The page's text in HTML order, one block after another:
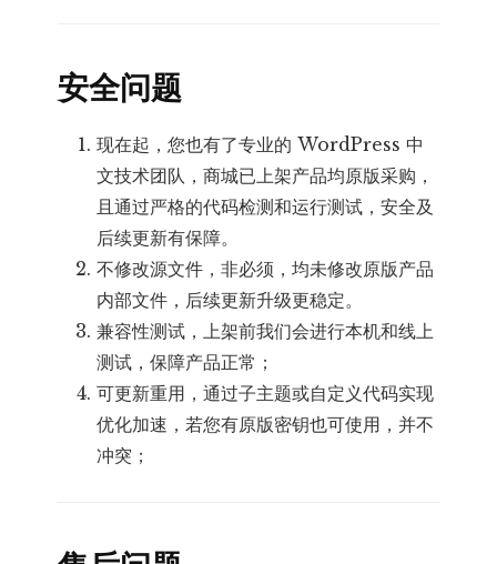
安全问题
现在起，您也有了专业的 WordPress 中
文技术团队，商城已上架产品均原版采购，
且通过严格的代码检测和运行测试，安全及
后续更新有保障。
不修改源文件，非必须，均未修改原版产品
内部文件，后续更新升级更稳定。
兼容性测试，上架前我们会进行本机和线上
测试，保障产品正常；
可更新重用，通过子主题或自定义代码实现
优化加速，若您有原版密钥也可使用，并不
冲突；